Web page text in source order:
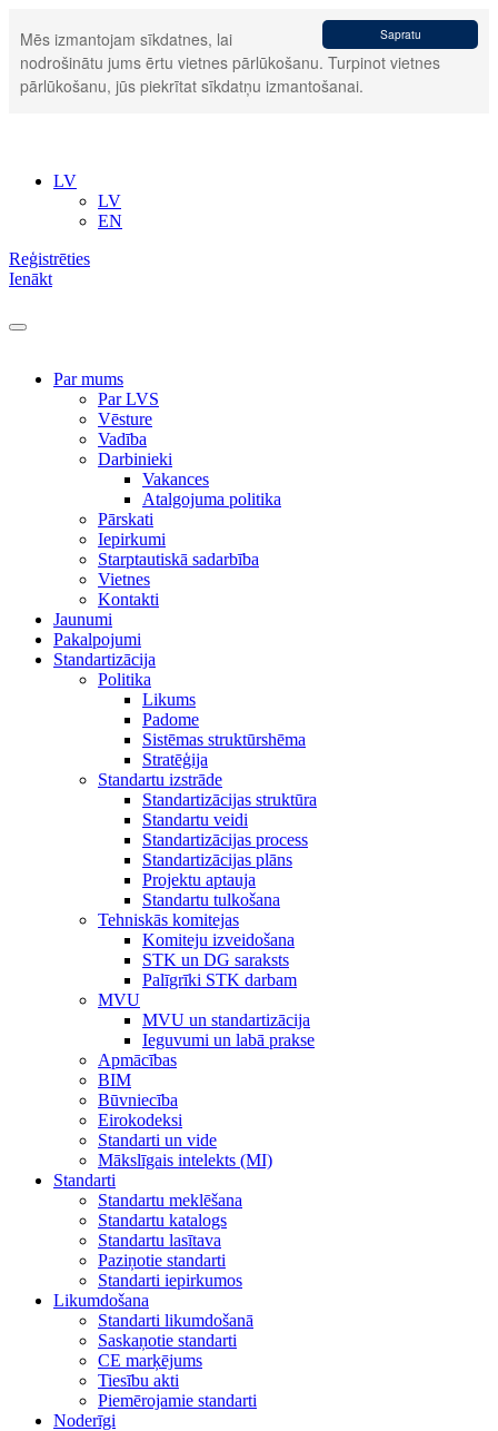
Sapratu
Mēs izmantojam sīkdatnes, lai
nodrošinātu jums ērtu vietnes pārlūkošanu. Turpinot vietnes
pārlūkošanu, jūs piekrītat sīkdatņu izmantošanai.
LV
LV
EN
Reģistrēties
Ienākt
Par mums
Par LVS
Vēsture
Vadība
Darbinieki
Vakances
Atalgojuma politika
Pārskati
Iepirkumi
Starptautiskā sadarbība
Vietnes
Kontakti
Jaunumi
Pakalpojumi
Standartizācija
Politika
Likums
Padome
Sistēmas struktūrshēma
Stratēģija
Standartu izstrāde
Standartizācijas struktūra
Standartu veidi
Standartizācijas process
Standartizācijas plāns
Projektu aptauja
Standartu tulkošana
Tehniskās komitejas
Komiteju izveidošana
STK un DG saraksts
Palīgrīki STK darbam
MVU
MVU un standartizācija
Ieguvumi un labā prakse
Apmācības
BIM
Būvniecība
Eirokodeksi
Standarti un vide
Mākslīgais intelekts (MI)
Standarti
Standartu meklēšana
Standartu katalogs
Standartu lasītava
Paziņotie standarti
Standarti iepirkumos
Likumdošana
Standarti likumdošanā
Saskaņotie standarti
CE marķējums
Tiesību akti
Piemērojamie standarti
Noderīgi